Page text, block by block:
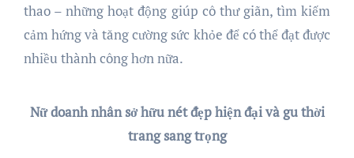
thao – những hoạt động giúp cô thư giãn, tìm kiếm
cảm hứng và tăng cường sức khỏe để có thể đạt được
nhiều thành công hơn nữa.
Nữ doanh nhân sở hữunét đẹp hiện đại và gu thời
trang sang trọng